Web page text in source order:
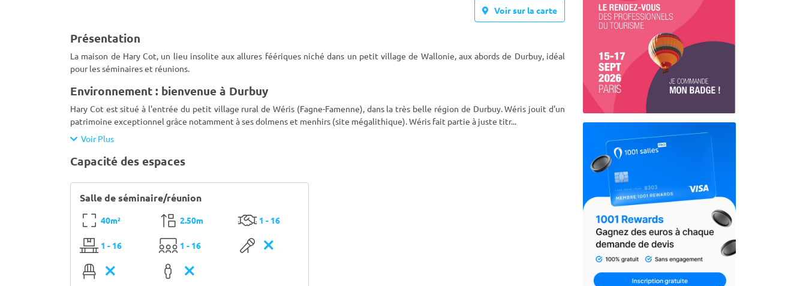
Voir sur la carte
Présentation
La maison de Hary Cot, un lieu insolite aux allures féériques niché dans un petit village de Wallonie, aux abords de Durbuy, idéal
pour les séminaires et réunions.
Environnement : bienvenue à Durbuy
Hary Cot est situé à l'entrée du petit village rural de Wéris (Fagne-Famenne), dans la très belle région de Durbuy. Wéris jouit d'un
patrimoine exceptionnel grâce notamment à ses dolmens et menhirs (site mégalithique). Wéris fait partie à juste titr...
Voir Plus
Capacité des espaces
Salle de séminaire/réunion
40m² 2.50m 1 - 16
1 - 16 1 - 16